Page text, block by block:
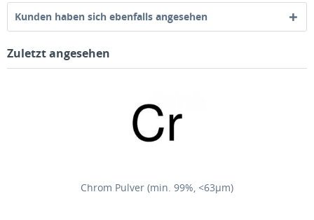
Kunden haben sich ebenfalls angesehen
Zuletzt angesehen
Chrom Pulver (min. 99%, <63µm)